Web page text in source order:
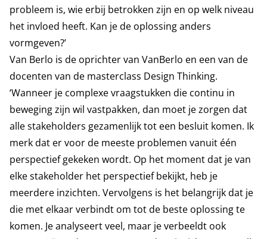
probleem is, wie erbij betrokken zijn en op welk niveau
het invloed heeft. Kan je de oplossing anders
vormgeven?’
Van Berlo is de oprichter van VanBerlo en een van de
docenten van de masterclass Design Thinking.
‘Wanneer je complexe vraagstukken die continu in
beweging zijn wil vastpakken, dan moet je zorgen dat
alle stakeholders gezamenlijk tot een besluit komen. Ik
merk dat er voor de meeste problemen vanuit één
perspectief gekeken wordt. Op het moment dat je van
elke stakeholder het perspectief bekijkt, heb je
meerdere inzichten. Vervolgens is het belangrijk dat je
die met elkaar verbindt om tot de beste oplossing te
komen. Je analyseert veel, maar je verbeeldt ook